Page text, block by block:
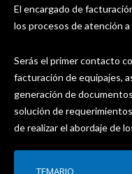
El encargado de
los procesos de atención
Serás el primer contacto
facturación de equipajes,
generación de
solución de
de realizar el abordaje de
TEMARIO